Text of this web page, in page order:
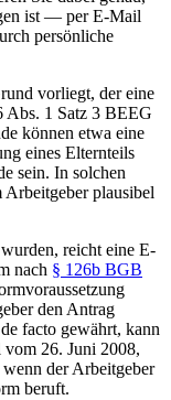
ist — per E-Mail
persönliche
vorliegt, der eine
Abs. 1 Satz 3 BEEG
können etwa eine
eines Elternteils
sein. In solchen
Arbeitgeber plausibel
reicht eine E-
nach § 126b BGB
den Antrag
facto gewährt, kann
26. Juni 2008,
der Arbeitgeber
beruft.